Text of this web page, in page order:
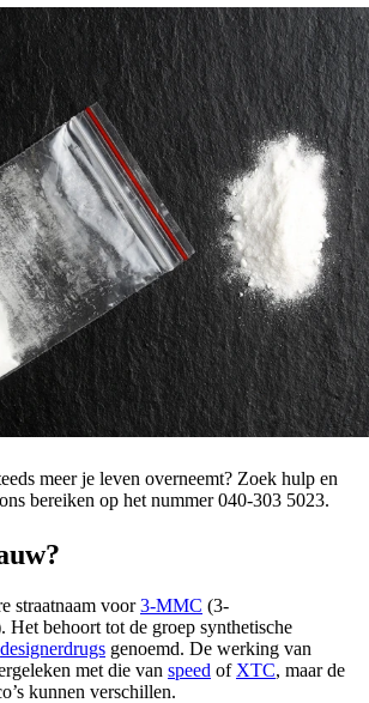
meer je leven overneemt? Zoek hulp en
bereiken op het nummer 040-303 5023.
straatnaam voor3-MMC (3-
Het behoort tot de groep synthetische
designerdrugs genoemd. De werking van
met die van speed of XTC, maar de
kunnen verschillen.